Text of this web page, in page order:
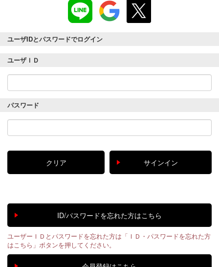
ユーザIDとパスワードでログイン
ユーザＩＤ
パスワード
ユーザーＩＤとパスワードを忘れた方は「ＩＤ・パスワードを忘れた方
はこちら」ボタンを押してください。